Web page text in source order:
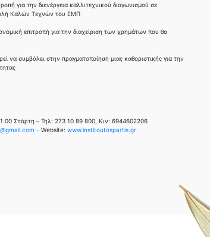
για την διενέργεια καλλιτεχνικού διαγωνισμού σε
Καλών Τεχνών του ΕΜΠ
επιτροπή για την διαχείριση των χρημάτων που θα
να συμβάλει στην πραγματοποίηση μιας καθοριστικής για την
00 Σπάρτη – Τηλ: 273 10 89 800, Κιν: 6944602206
- Website: www.institoutospartis.gr